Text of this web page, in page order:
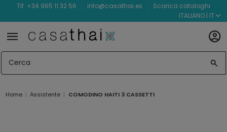
Tlf. +34 965 11 32 56 info@casathai.es
Scarica cataloghi
ITALIANO | IT
Home Assistente COMODINO HAITI 3 CASSETTI